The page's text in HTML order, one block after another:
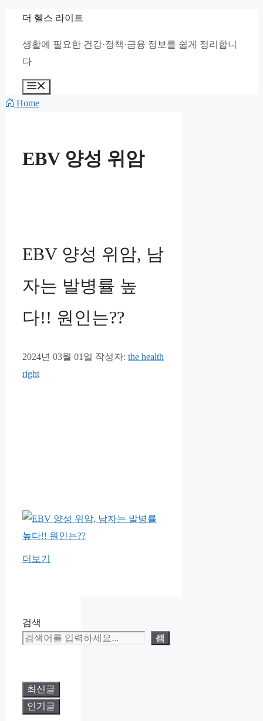
너
더 헬스 라이트
생활에 필요한 건강·정책·금융 정보를 쉽게 정리합니
다
Home
EBV 양성 위암
EBV 양성 위암, 남
자는 발병률 높
다!! 원인는??
2024년 03월 01일 작성자: the health
right
더보기
검색
검색
최신글
인기글